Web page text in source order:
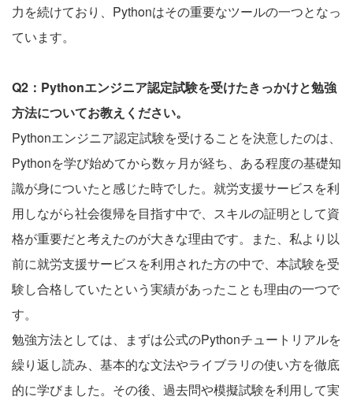
力を続けており、Pythonはその重要なツールの一つとなっ
ています。
Q2：Pythonエンジニア認定試験を受けたきっかけと勉強
方法についてお教えください。
Pythonエンジニア認定試験を受けることを決意したのは、
Pythonを学び始めてから数ヶ月が経ち、ある程度の基礎知
識が身についたと感じた時でした。就労支援サービスを利
用しながら社会復帰を目指す中で、スキルの証明として資
格が重要だと考えたのが大きな理由です。また、私より以
前に就労支援サービスを利用された方の中で、本試験を受
験し合格していたという実績があったことも理由の一つで
す。
勉強方法としては、まずは公式のPythonチュートリアルを
繰り返し読み、基本的な文法やライブラリの使い方を徹底
的に学びました。その後、過去問や模擬試験を利用して実